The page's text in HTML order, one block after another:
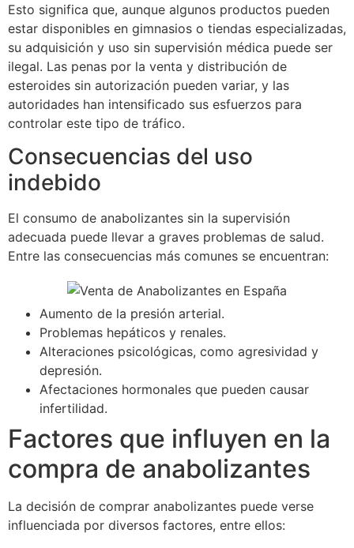
Esto significa que, aunque algunos productos pueden
estar disponibles en gimnasios o tiendas especializadas,
su adquisición y uso sin supervisión médica puede ser
ilegal. Las penas por la venta y distribución de
esteroides sin autorización pueden variar, y las
autoridades han intensificado sus esfuerzos para
controlar este tipo de tráfico.
Consecuencias del uso
indebido
El consumo de anabolizantes sin la supervisión
adecuada puede llevar a graves problemas de salud.
Entre las consecuencias más comunes se encuentran:
Aumento de la presión arterial.
Problemas hepáticos y renales.
Alteraciones psicológicas, como agresividad y
depresión.
Afectaciones hormonales que pueden causar
infertilidad.
Factores que influyen en la
compra de anabolizantes
La decisión de comprar anabolizantes puede verse
influenciada por diversos factores, entre ellos: